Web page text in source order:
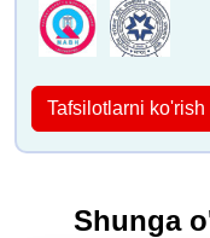
Tafsilotlarni ko'rish
Shunga